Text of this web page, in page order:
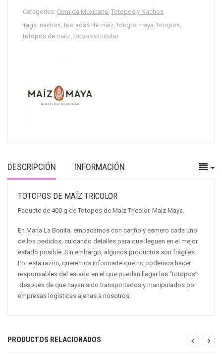
Categories: Comida Mexicana, Totopos y Nachos
Tags: nachos,tostadas de maíz,totopo maya,totopos,
totopos de maíz,totopos tricolor
DESCRIPCIÓN INFORMACIÓN
TOTOPOS DE MAÍZ TRICOLOR
Paquete de 400 g de Totopos de Maíz Tricolor, Maíz Maya.
En María La Bonita, empacamos con cariño y esmero cada uno
de los pedidos, cuidando detalles para que lleguen en el mejor
estado posible. Sin embargo, algunos productos son frágiles.
Por esta razón, queremos informarte que no podemos hacer
responsables del estado en el que puedan llegar los “totopos”
después de que hayan sido transportados y manipulados por
empresas logísticas ajenas a nosotros.
PRODUCTOS RELACIONADOS